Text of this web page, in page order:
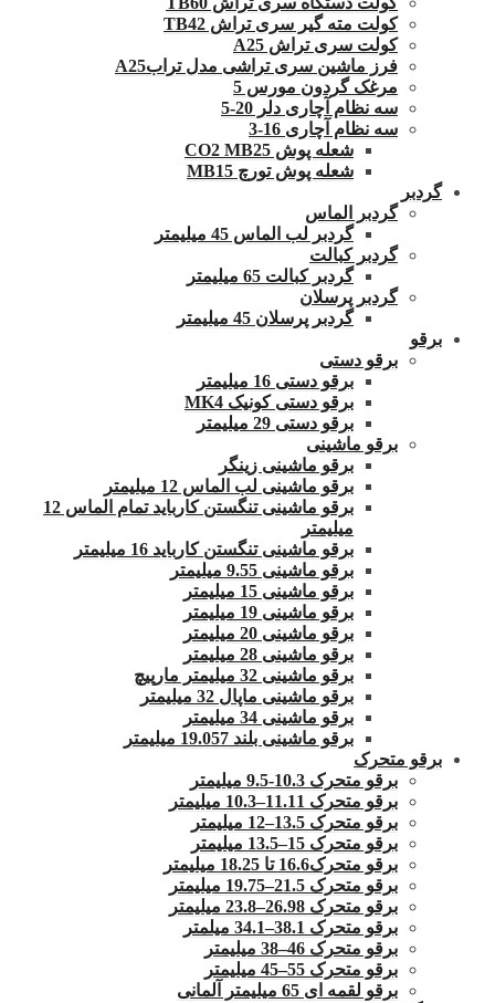
کولت مته گیر سری تراش TB42
کولت سری تراش A25
فرز ماشین سری تراشی مدل ترابA25
مرغک گردون مورس 5
سه نظام آچاری دلر 20-5
سه نظام آچاری 16-3
شعله پوش CO2 MB25
شعله پوش تورچ MB15
گردبر
گردبر الماس
گردبر لب الماس 45 میلیمتر
گردبر کبالت
گردبر کبالت 65 میلیمتر
گردبر پرسلان
گردبر پرسلان 45 میلیمتر
برقو
برقو دستی
برقو دستی 16 میلیمتر
برقو دستی کونیک MK4
برقو دستی 29 میلیمتر
برقو ماشینی
برقو ماشینی زینگر
برقو ماشینی لب الماس 12 میلیمتر
برقو ماشینی تنگستن کارباید تمام الماس 12
میلیمتر
برقو ماشینی تنگستن کارباید 16 میلیمتر
برقو ماشینی 9.55 میلیمتر
برقو ماشینی 15 میلیمتر
برقو ماشینی 19 میلیمتر
برقو ماشینی 20 میلیمتر
برقو ماشینی 28 میلیمتر
برقو ماشینی 32 میلیمتر مارپیچ
برقو ماشینی ماپال 32 میلیمتر
برقو ماشینی 34 میلیمتر
برقو ماشینی بلند 19.057 میلیمتر
برقو متحرک
برقو متحرک 10.3-9.5 میلیمتر
برقو متحرک 11.11–10.3 میلیمتر
برقو متحرک 13.5–12 میلیمتر
برقو متحرک 15–13.5 میلیمتر
برقو متحرک16.6 تا 18.25 میلیمتر
برقو متحرک 21.5–19.75 میلیمتر
برقو متحرک 26.98–23.8 میلیمتر
برقو متحرک 38.1–34.1 میلمتر
برقو متحرک 46–38 میلیمتر
برقو متحرک 55–45 میلیمتر
برقو لقمه ای 65 میلیمتر آلمانی